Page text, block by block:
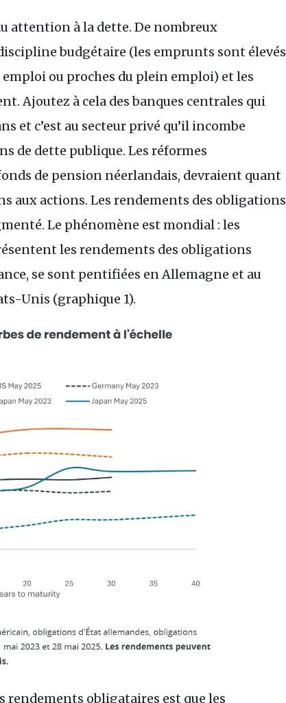
attention à la dette. De nombreux
budgétaire (les emprunts sont élevés
ou proches du plein emploi) et les
Ajoutez à cela des banques centrales qui
et c’est au secteur privé qu’il incombe
de dette publique. Les réformes
de pension néerlandais, devraient quant
aux actions. Les rendements des obligations
Le phénomène est mondial : les
les rendements des obligations
se sont pentifiées en Allemagne et au
Unis (graphique 1).
rendements obligataires est que les